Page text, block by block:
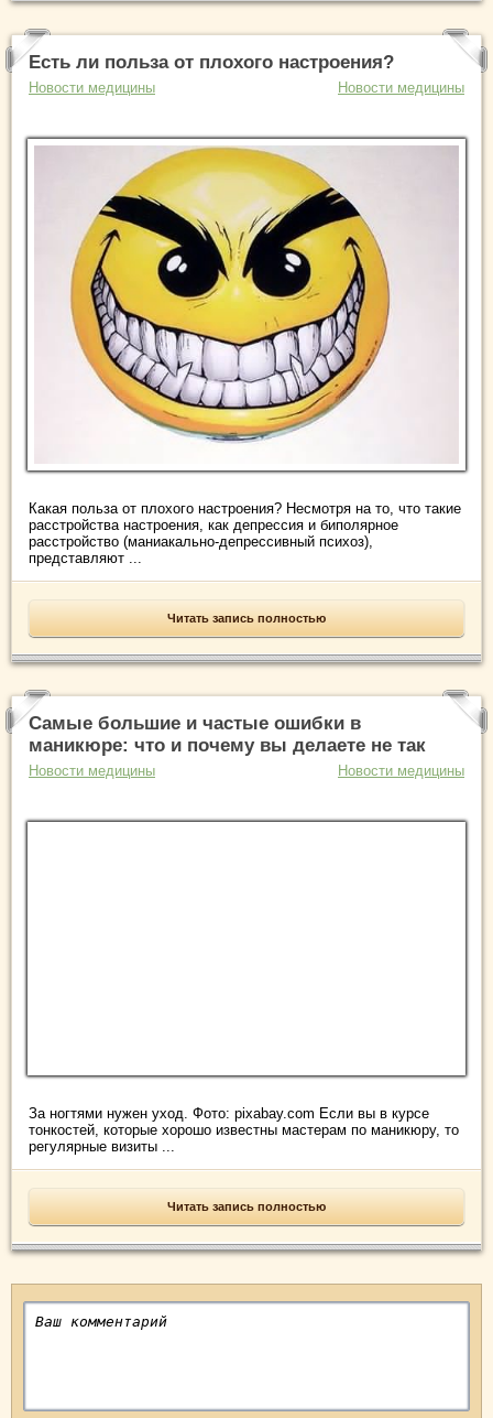
Есть ли польза от плохого настроения?
Новости медицины Новости медицины
Какая польза от плохого настроения? Несмотря на то, что такие
расстройства настроения, как депрессия и биполярное
расстройство (маниакально-депрессивный психоз),
представляют ...
Читать запись полностью
Самые большие и частые ошибки в
маникюре: что и почему вы делаете не так
Новости медицины Новости медицины
За ногтями нужен уход. Фото: pixabay.com Если вы в курсе
тонкостей, которые хорошо известны мастерам по маникюру, то
регулярные визиты ...
Читать запись полностью